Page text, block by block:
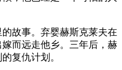
故事。弃婴赫斯克莱夫在
而远走他乡。三年后，赫
复仇计划。